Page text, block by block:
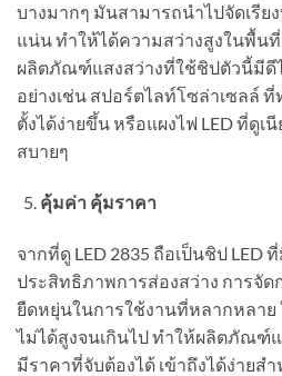
บางมากๆ มันสามารถนำไปจัดเรีย
แน่น ทำให้ได้ความสว่างสูงในพื้น
ผลิตภัณฑ์แสงสว่างที่ใช้ชิปตัวนี้มีดี
อย่างเช่น สปอร์ตไลท์โซล่าเซลล์
ตั้งได้ง่ายขึ้น หรือแผงไฟ LED ที่ดูเ
สบายๆ
คุ้มค่า คุ้มราคา
จากที่ดู LED 2835 ถือเป็นชิป
ประสิทธิภาพการส่องสว่าง การจั
ยืดหยุ่นในการใช้งานที่หลากหลา
ไม่ได้สูงจนเกินไป ทำให้ผลิตภัณฑ์แ
มีราคาที่จับต้องได้ เข้าถึงได้ง่ายส